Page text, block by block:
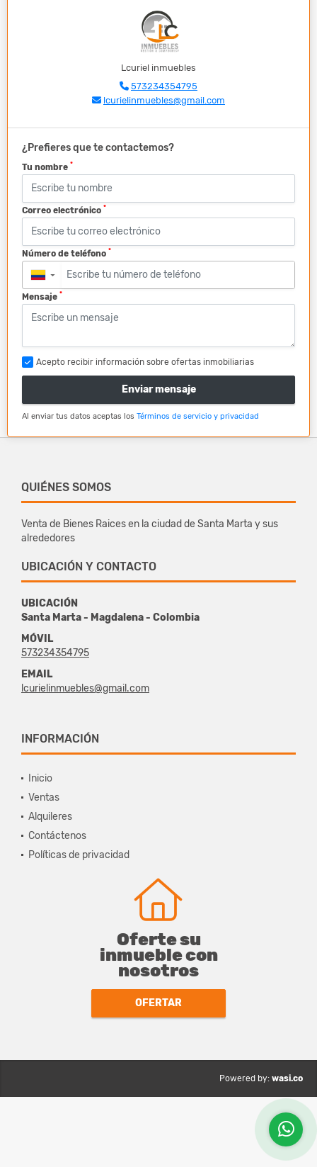
Lcuriel inmuebles
573234354795
lcurielinmuebles@gmail.com
¿Prefieres que te contactemos?
Tu nombre *
Correo electrónico *
Número de teléfono *
▼
Mensaje *
Acepto recibir información sobre ofertas inmobiliarias
Enviar mensaje
Al enviar tus datos aceptas los Términos de servicio y privacidad
QUIÉNES SOMOS
Venta de Bienes Raices en la ciudad de Santa Marta y sus
alrededores
UBICACIÓN Y CONTACTO
UBICACIÓN
Santa Marta - Magdalena - Colombia
MÓVIL
573234354795
EMAIL
lcurielinmuebles@gmail.com
INFORMACIÓN
Inicio
Ventas
Alquileres
Contáctenos
Políticas de privacidad
Oferte su
inmueble con
nosotros
OFERTAR
Powered by: wasi.co